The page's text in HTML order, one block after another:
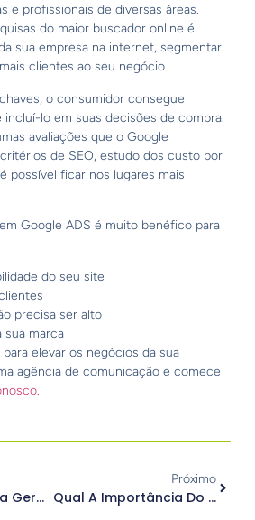
e profissionais de diversas áreas.
do maior buscador online é
sua empresa na internet, segmentar
clientes ao seu negócio.
o consumidor consegue
lo em suas decisões de compra.
avaliações que o Google
de SEO, estudo dos custo por
possível ficar nos lugares mais
Google ADS é muito benéfico para
do seu site
precisa ser alto
sua marca
elevar os negócios da sua
agência de comunicação e comece
.
Quase Metade Da Geração Z Está Usando O TikTok E O Instagram Para Pesquisa Em Vez Do Google
Próximo
Qual A Importância Do Briefing Para A Sua Estratégia De Comunicação?